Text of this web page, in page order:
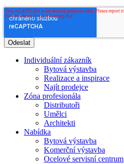
Individuální zákazník
Bytová výstavba
Realizace a inspirace
Najít prodejce
Zóna profesionála
Distributoři
Umělci
Architekti
Nabídka
Bytová výstavba
Komerční výstavba
Ocelové servisní centrum